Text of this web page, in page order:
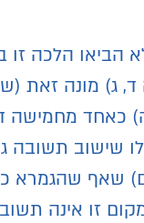
הביאו הלכה זו
מונה זאת
כאחד מחמישה
שישוב תשובה
שאף שהגמרא
זו אינה